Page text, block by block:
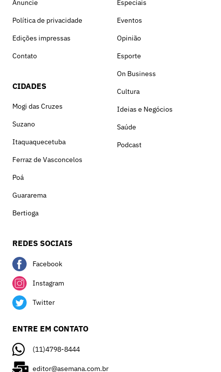
Anuncie
Política de privacidade
Edições impressas
Contato
CIDADES
Mogi das Cruzes
Suzano
Itaquaquecetuba
Ferraz de Vasconcelos
Poá
Guararema
Bertioga
Especiais
Eventos
Opinião
Esporte
On Business
Cultura
Ideias e Negócios
Saúde
Podcast
REDES SOCIAIS
Facebook
Instagram
Twitter
ENTRE EM CONTATO
(11)4798-8444
editor@asemana.com.br